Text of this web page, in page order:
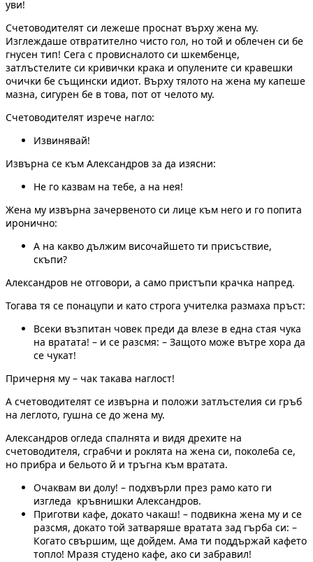
уви!
Счетоводителят си лежеше проснат върху жена му.
Изглеждаше отвратително чисто гол, но той и облечен си бе
гнусен тип! Сега с провисналото си шкембенце,
затлъстелите си кривички крака и опулените си кравешки
очички бе същински идиот. Върху тялото на жена му капеше
мазна, сигурен бе в това, пот от челото му.
Счетоводителят изрече нагло:
Извинявай!
Извърна се към Александров за да изясни:
Не го казвам на тебе, а на нея!
Жена му извърна зачервеното си лице към него и го попита
иронично:
А на какво дължим височайшето ти присъствие,
скъпи?
Александров не отговори, а само пристъпи крачка напред.
Тогава тя се понацупи и като строга учителка размаха пръст:
Всеки възпитан човек преди да влезе в една стая чука
на вратата! – и се разсмя: – Защото може вътре хора да
се чукат!
Причерня му – чак такава наглост!
А счетоводителят се извърна и положи затлъстелия си гръб
на леглото, гушна се до жена му.
Александров огледа спалнята и видя дрехите на
счетоводителя, сграбчи и роклята на жена си, поколеба се,
но прибра и бельото й и тръгна към вратата.
Очаквам ви долу! – подхвърли през рамо като ги
изгледа кръвнишки Александров.
Приготви кафе, докато чакаш! – подвикна жена му и се
разсмя, докато той затваряше вратата зад гърба си: –
Когато свършим, ще дойдем. Ама ти поддържай кафето
топло! Мразя студено кафе, ако си забравил!